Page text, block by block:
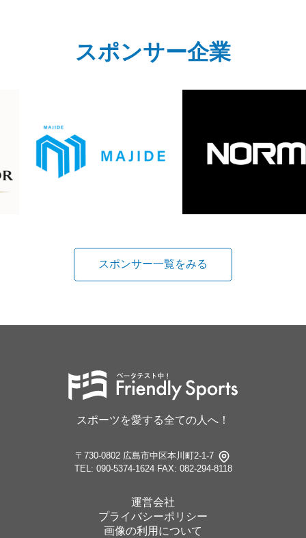
スポンサー企業
スポンサー一覧をみる
スポーツを愛する全ての人へ！
〒730-0802 広島市中区本川町2-1-7
TEL: 090-5374-1624 FAX: 082-294-8118
運営会社
プライバシーポリシー
画像の利用について